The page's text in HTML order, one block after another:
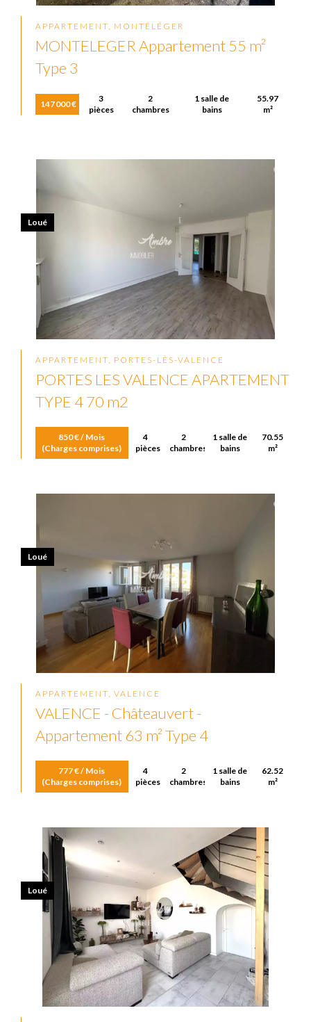
APPARTEMENT, MONTÉLÉGER
MONTELEGER Appartement 55 m²
Type 3
147 000 €
3
pièces
2
chambres
1 salle de
bains
55.97
m²
APPARTEMENT, PORTES-LÈS-VALENCE
PORTES LES VALENCE APARTEMENT
TYPE 4 70 m2
850 € / Mois
(Charges comprises)
4
pièces
2
chambres
1 salle de
bains
70.55
m²
Loué
APPARTEMENT, VALENCE
VALENCE - Châteauvert -
Appartement 63 m² Type 4
777 € / Mois
(Charges comprises)
4
pièces
2
chambres
1 salle de
bains
62.52
m²
Loué
Loué